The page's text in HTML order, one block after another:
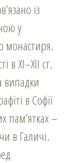
із
у
монастиря.
в ХІ–ХІІ ст.
випадки
в Софії
пам’ятках –
в Галичі.